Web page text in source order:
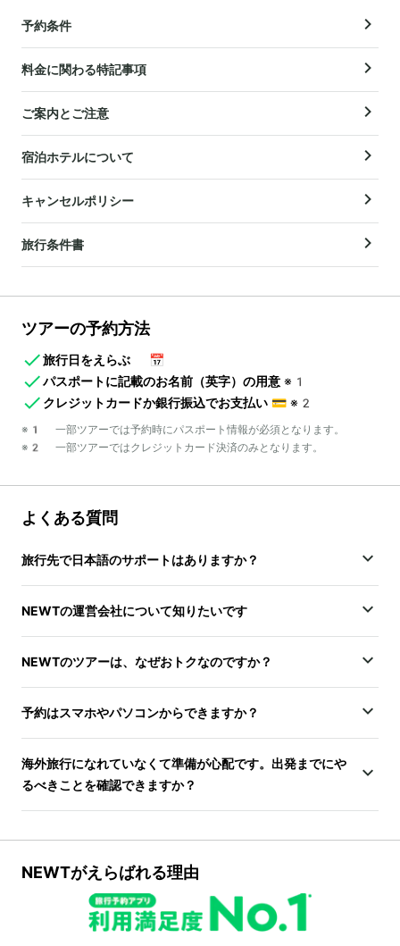
予約条件
料金に関わる特記事項
ご案内とご注意
宿泊ホテルについて
キャンセルポリシー
旅行条件書
ツアーの予約方法
旅行日をえらぶ
📅
パスポートに記載のお名前（英字）の用意 ※1
クレジットカードか銀行振込でお支払い 💳 ※2
※1 一部ツアーでは予約時にパスポート情報が必須となります。
※2 一部ツアーではクレジットカード決済のみとなります。
よくある質問
旅行先で日本語のサポートはありますか？
NEWTの運営会社について知りたいです
NEWTのツアーは、なぜおトクなのですか？
予約はスマホやパソコンからできますか？
海外旅行になれていなくて準備が心配です。出発までにや
るべきことを確認できますか？
NEWTがえらばれる理由